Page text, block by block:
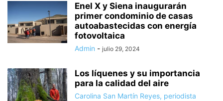
Enel X y Siena inaugurarán
primer condominio de casas
autoabastecidas con energía
fotovoltaica
Admin - julio 29, 2024
Los líquenes y su importancia
para la calidad del aire
Carolina San Martín Reyes, periodista